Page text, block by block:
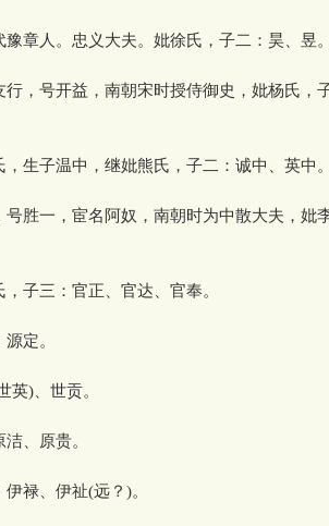
章人。忠义大夫。妣徐氏，子二：昊、昱
，号开益，南朝宋时授侍御史，妣杨氏，
生子温中，继妣熊氏，子二：诚中、英中
胜一，宦名阿奴，南朝时为中散大夫，妣
子三：官正、官达、官奉。
定。
)、世贡。
、原贵。
禄、伊祉(远？)。